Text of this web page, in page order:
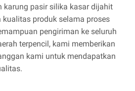
karung pasir silika kasar dijahit
kualitas produk selama proses
pengiriman ke seluruh
terpencil, kami memberikan
kami untuk mendapatkan